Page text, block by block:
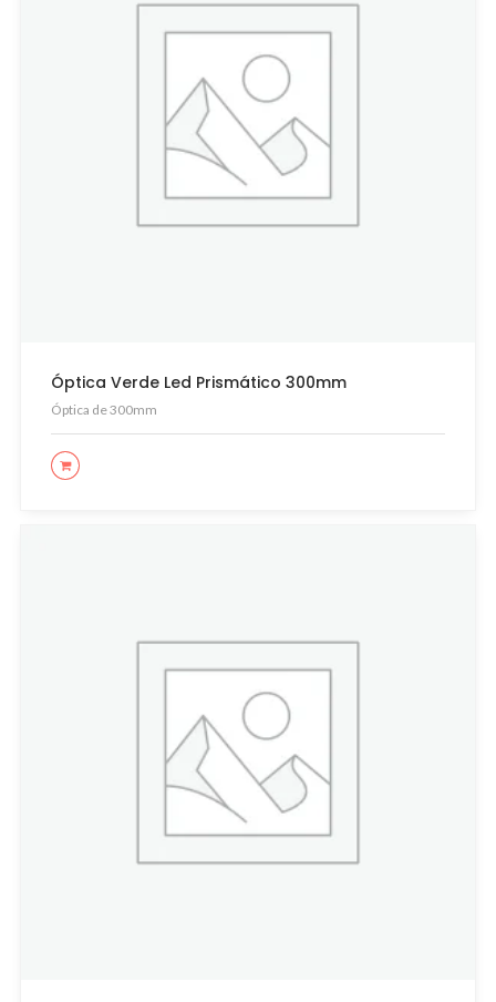
Óptica Verde Led Prismático 300mm
Óptica de 300mm
LEER MÁS